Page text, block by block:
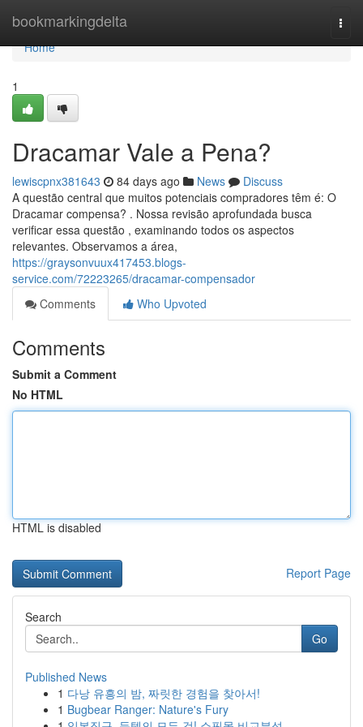
bookmarkingdelta
Home
Home
1
Dracamar Vale a Pena?
lewiscpnx381643 84 days ago News
Discuss
A questão central que muitos potenciais compradores têm é: O
Dracamar compensa? . Nossa revisão aprofundada busca
verificar essa questão , examinando todos os aspectos
relevantes. Observamos a área,
https://graysonvuux417453.blogs-
service.com/72223265/dracamar-compensador
Comments
Who Upvoted
Comments
Submit a Comment
No HTML
HTML is disabled
Report Page
Search
Go
Published News
1 다낭 유흥의 밤, 짜릿한 경험을 찾아서!
1 Bugbear Ranger: Nature's Fury